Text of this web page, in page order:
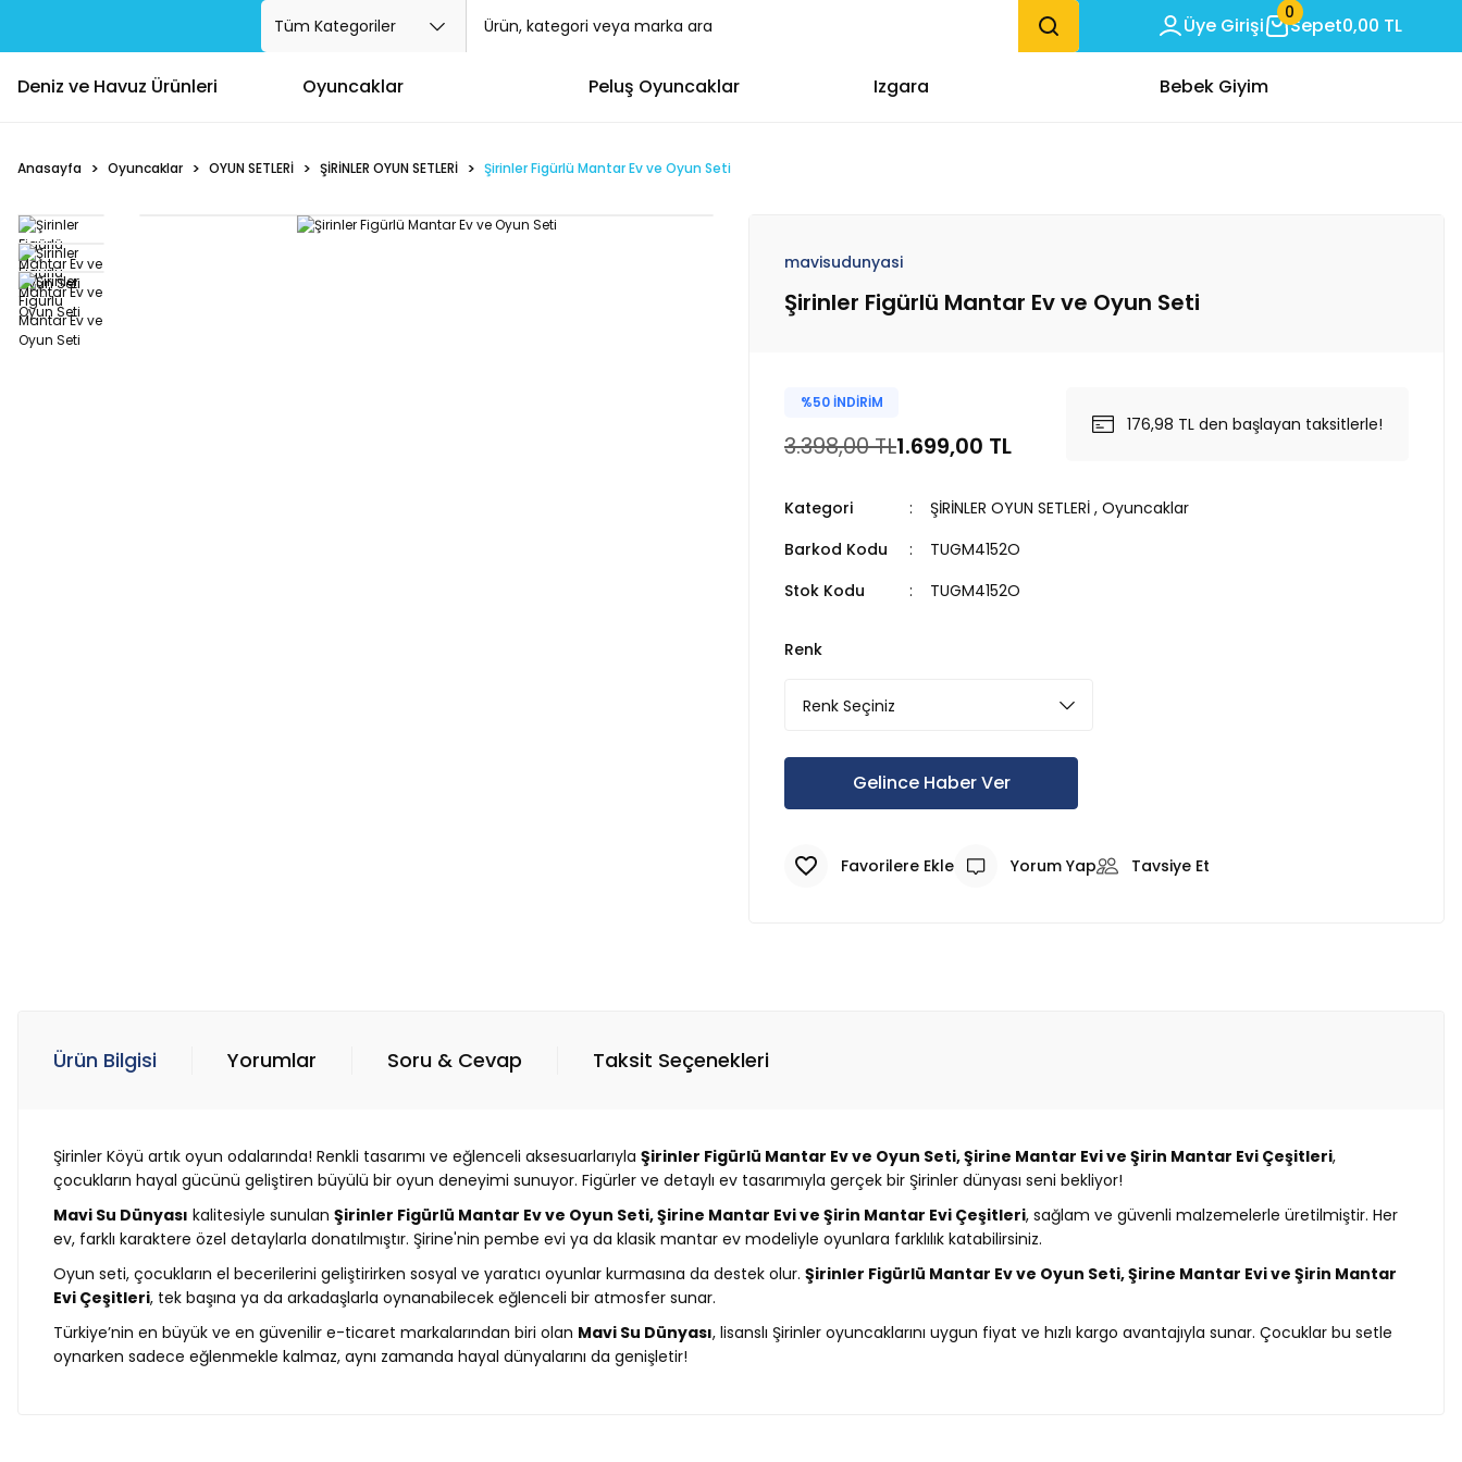
Üye Girişi Sepet0,00 TL
0
Deniz ve Havuz Ürünleri Oyuncaklar Peluş Oyuncaklar Izgara Bebek Giyim
Anasayfa Oyuncaklar OYUN SETLERİ ŞİRİNLER OYUN SETLERİ Şirinler Figürlü Mantar Ev ve Oyun Seti
mavisudunyasi
Şirinler Figürlü Mantar Ev ve Oyun Seti
%50 İNDİRİM
3.398,00 TL1.699,00 TL
176,98 TL den başlayan taksitlerle!
Kategori ŞİRİNLER OYUN SETLERİ , Oyuncaklar
Barkod Kodu
TUGM4152O
Stok Kodu
TUGM4152O
Renk
Gelince Haber Ver
Yorum Yap Tavsiye Et
Ürün Bilgisi Yorumlar Soru & Cevap Taksit Seçenekleri
Şirinler Köyü artık oyun odalarında! Renkli tasarımı ve eğlenceli aksesuarlarıyla Şirinler Figürlü Mantar Ev ve Oyun Seti, Şirine Mantar Evi ve Şirin Mantar Evi Çeşitleri,
çocukların hayal gücünü geliştiren büyülü bir oyun deneyimi sunuyor. Figürler ve detaylı ev tasarımıyla gerçek bir Şirinler dünyası seni bekliyor!
Mavi Su Dünyası kalitesiyle sunulan Şirinler Figürlü Mantar Ev ve Oyun Seti, Şirine Mantar Evi ve Şirin Mantar Evi Çeşitleri, sağlam ve güvenli malzemelerle üretilmiştir. Her
ev, farklı karaktere özel detaylarla donatılmıştır. Şirine'nin pembe evi ya da klasik mantar ev modeliyle oyunlara farklılık katabilirsiniz.
Oyun seti, çocukların el becerilerini geliştirirken sosyal ve yaratıcı oyunlar kurmasına da destek olur. Şirinler Figürlü Mantar Ev ve Oyun Seti, Şirine Mantar Evi ve Şirin Mantar
Evi Çeşitleri, tek başına ya da arkadaşlarla oynanabilecek eğlenceli bir atmosfer sunar.
Türkiye’nin en büyük ve en güvenilir e-ticaret markalarından biri olan Mavi Su Dünyası, lisanslı Şirinler oyuncaklarını uygun fiyat ve hızlı kargo avantajıyla sunar. Çocuklar bu setle
oynarken sadece eğlenmekle kalmaz, aynı zamanda hayal dünyalarını da genişletir!